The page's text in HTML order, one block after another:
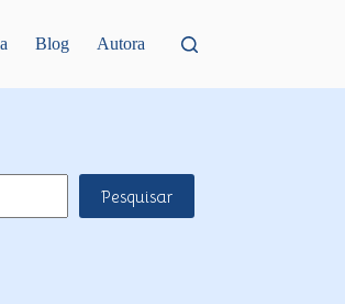
Blog Autora
Pesquisar